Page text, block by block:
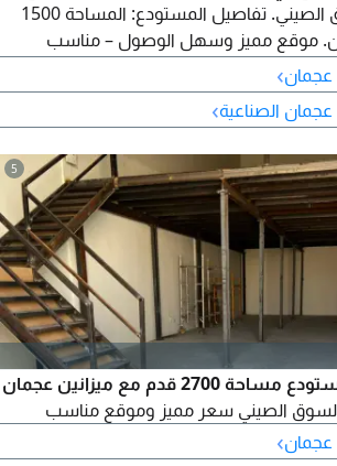
استراتيجي بجوار السوق الصيني. تفاصيل المستودع: المساحة 1500
موقع مميز وسهل الوصول – مناسب
والأنشطة التجارية. للاستفسار
عجمان›
الصناعية›
5
للإيجار السنوي مستودع مساحة 2700 قدم مع ميزانين عجمان
السوق الصيني سعر مميز وموقع مناسب
عجمان›